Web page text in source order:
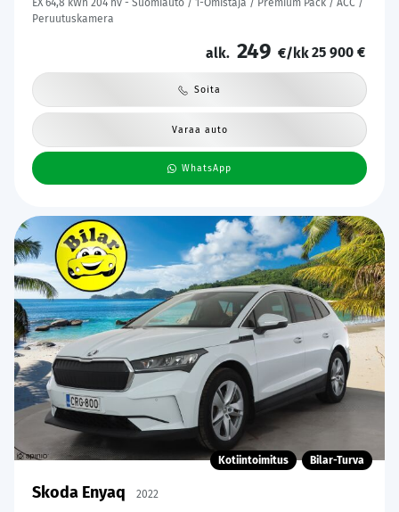
EX 64,8 kWh 204 hv - Suomiauto / 1-Omistaja / Premium Pack / ACC /
Peruutuskamera
alk. 249 €/kk25 900 €
Soita
Varaa auto
WhatsApp
Kotiintoimitus Bilar-Turva
Skoda Enyaq 2022